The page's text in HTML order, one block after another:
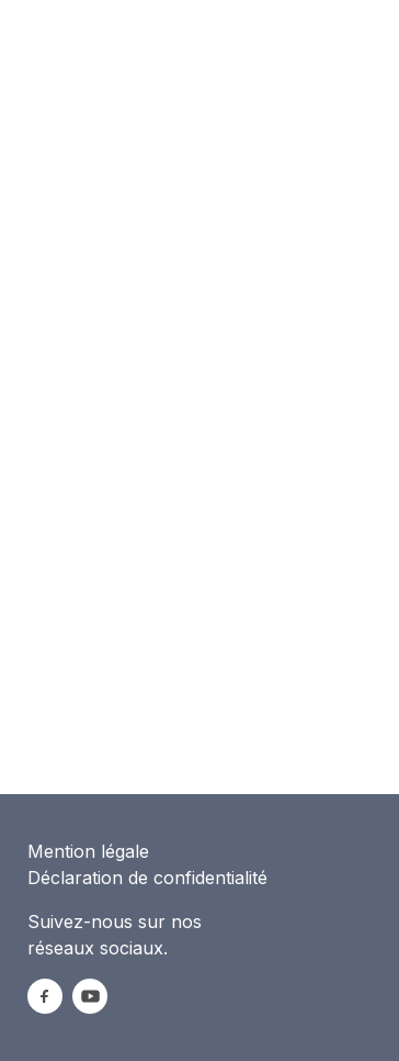
Mention légale
Déclaration de confidentialité
Suivez-nous sur nos
réseaux sociaux.